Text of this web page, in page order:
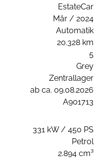
EstateCar
Mär / 2024
Automatik
20.328 km
5
Grey
Zentrallager
ab ca. 09.08.2026
A901713
331 kW / 450 PS
Petrol
2.894 cm³